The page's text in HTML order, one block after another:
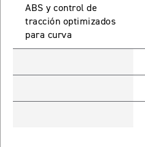
ABS y control de
tracción optimizados
para curva